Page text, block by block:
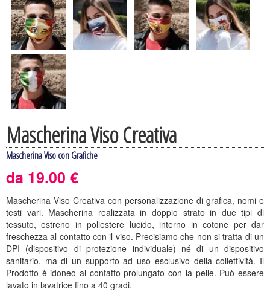
Mascherina Viso Creativa
Mascherina Viso con Grafiche
da 19.00 €
Mascherina Viso Creativa con personalizzazione di grafica, nomi e
testi vari. Mascherina realizzata in doppio strato in due tipi di
tessuto, estreno in poliestere lucido, interno in cotone per dar
freschezza al contatto con il viso. Precisiamo che non si tratta di un
DPI (dispositivo di protezione individuale) né di un dispositivo
sanitario, ma di un supporto ad uso esclusivo della collettività. Il
Prodotto è idoneo al contatto prolungato con la pelle. Può essere
lavato in lavatrice fino a 40 gradi.